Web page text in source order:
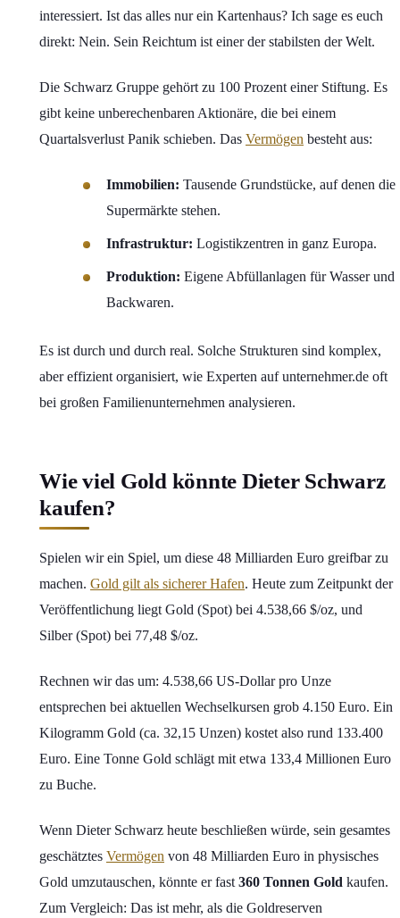
interessiert. Ist das alles nur ein Kartenhaus? Ich sage es euch
direkt: Nein. Sein Reichtum ist einer der stabilsten der Welt.
Die Schwarz Gruppe gehört zu 100 Prozent einer Stiftung. Es
gibt keine unberechenbaren Aktionäre, die bei einem
Quartalsverlust Panik schieben. Das Vermögen besteht aus:
Immobilien: Tausende Grundstücke, auf denen die
Supermärkte stehen.
Infrastruktur: Logistikzentren in ganz Europa.
Produktion: Eigene Abfüllanlagen für Wasser und
Backwaren.
Es ist durch und durch real. Solche Strukturen sind komplex,
aber effizient organisiert, wie Experten auf unternehmer.de oft
bei großen Familienunternehmen analysieren.
Wie viel Gold könnte Dieter Schwarz
kaufen?
Spielen wir ein Spiel, um diese 48 Milliarden Euro greifbar zu
machen. Gold gilt als sicherer Hafen. Heute zum Zeitpunkt der
Veröffentlichung liegt Gold (Spot) bei 4.538,66 $/oz, und
Silber (Spot) bei 77,48 $/oz.
Rechnen wir das um: 4.538,66 US-Dollar pro Unze
entsprechen bei aktuellen Wechselkursen grob 4.150 Euro. Ein
Kilogramm Gold (ca. 32,15 Unzen) kostet also rund 133.400
Euro. Eine Tonne Gold schlägt mit etwa 133,4 Millionen Euro
zu Buche.
Wenn Dieter Schwarz heute beschließen würde, sein gesamtes
geschätztes Vermögen von 48 Milliarden Euro in physisches
Gold umzutauschen, könnte er fast360 Tonnen Gold kaufen.
Zum Vergleich: Das ist mehr, als die Goldreserven